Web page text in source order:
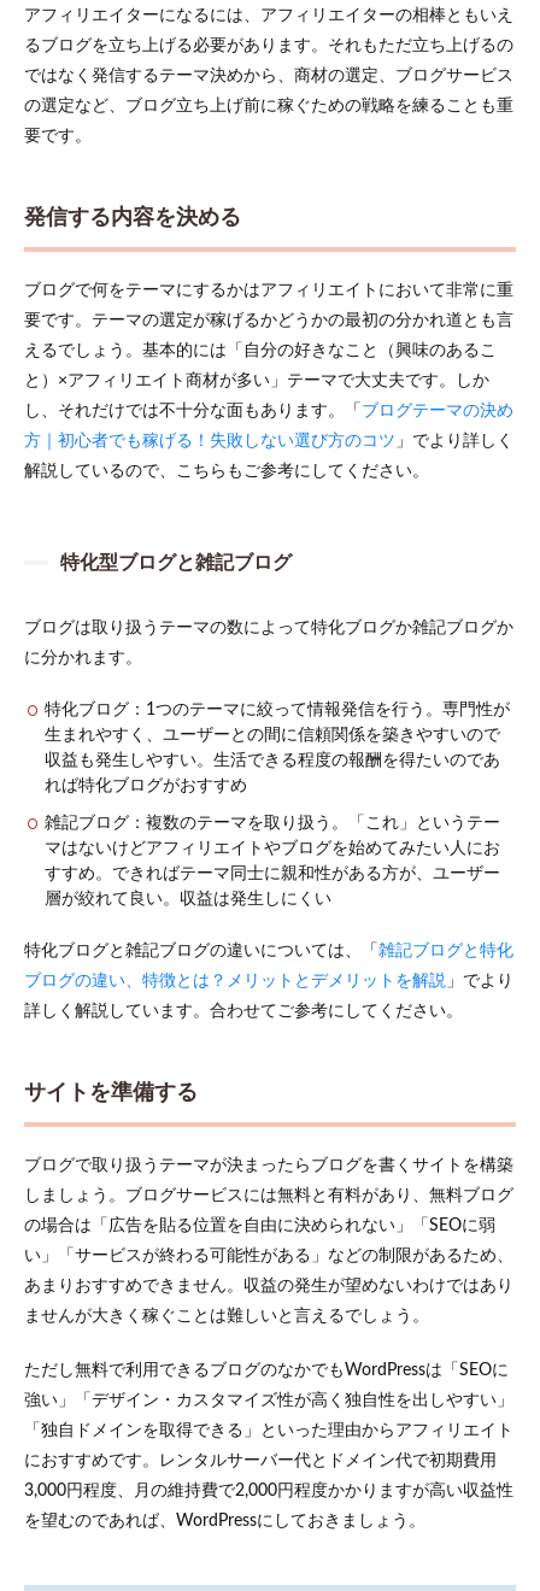
アフィリエイターになるには、アフィリエイターの相棒ともいえ
るブログを立ち上げる必要があります。それもただ立ち上げるの
ではなく発信するテーマ決めから、商材の選定、ブログサービス
の選定など、ブログ立ち上げ前に稼ぐための戦略を練ることも重
要です。
発信する内容を決める
ブログで何をテーマにするかはアフィリエイトにおいて非常に重
要です。テーマの選定が稼げるかどうかの最初の分かれ道とも言
えるでしょう。基本的には「自分の好きなこと（興味のあるこ
と）×アフィリエイト商材が多い」テーマで大丈夫です。しか
し、それだけでは不十分な面もあります。「 ブログテーマの決め
方｜初心者でも稼げる！失敗しない選び方のコツ 」でより詳しく
解説しているので、こちらもご参考にしてください。
特化型ブログと雑記ブログ
ブログは取り扱うテーマの数によって特化ブログか雑記ブログか
に分かれます。
特化ブログ：1つのテーマに絞って情報発信を行う。専門性が
生まれやすく、ユーザーとの間に信頼関係を築きやすいので
収益も発生しやすい。生活できる程度の報酬を得たいのであ
れば特化ブログがおすすめ
雑記ブログ：複数のテーマを取り扱う。「これ」というテー
マはないけどアフィリエイトやブログを始めてみたい人にお
すすめ。できればテーマ同士に親和性がある方が、ユーザー
層が絞れて良い。収益は発生しにくい
特化ブログと雑記ブログの違いについては、「 雑記ブログと特化
ブログの違い、特徴とは？メリットとデメリットを解説 」でより
詳しく解説しています。合わせてご参考にしてください。
サイトを準備する
ブログで取り扱うテーマが決まったらブログを書くサイトを構築
しましょう。ブログサービスには無料と有料があり、無料ブログ
の場合は「広告を貼る位置を自由に決められない」「SEOに弱
い」「サービスが終わる可能性がある」などの制限があるため、
あまりおすすめできません。収益の発生が望めないわけではあり
ませんが大きく稼ぐことは難しいと言えるでしょう。
ただし無料で利用できるブログのなかでもWordPressは「SEOに
強い」「デザイン・カスタマイズ性が高く独自性を出しやすい」
「独自ドメインを取得できる」といった理由からアフィリエイト
におすすめです。レンタルサーバー代とドメイン代で初期費用
3,000円程度、月の維持費で2,000円程度かかりますが高い収益性
を望むのであれば、WordPressにしておきましょう。